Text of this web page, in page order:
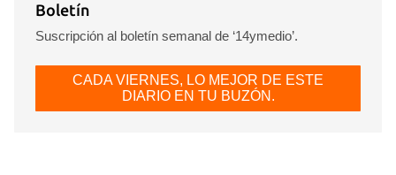
Boletín
Suscripción al boletín semanal de ‘14ymedio’.
CADA VIERNES, LO MEJOR DE ESTE
DIARIO EN TU BUZÓN.